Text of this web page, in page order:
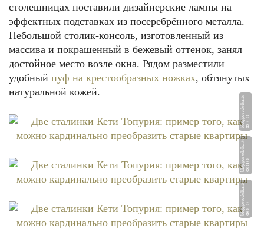
столешницах поставили дизайнерские лампы на
эффектных подставках из посеребрённого металла.
Небольшой столик-консоль, изготовленный из
массива и покрашенный в бежевый оттенок, занял
достойное место возле окна. Рядом разместили
удобный пуф на крестообразных ножках, обтянутых
натуральной кожей.
Ф
О
Т
О:
bl
o
g.
p
e
r
e
d
el
k
a.t
v
Ф
О
Т
О:
bl
o
g.
p
e
r
e
d
el
k
a.t
v
Ф
О
Т
О:
bl
o
g.
p
e
r
e
d
el
k
a.t
v